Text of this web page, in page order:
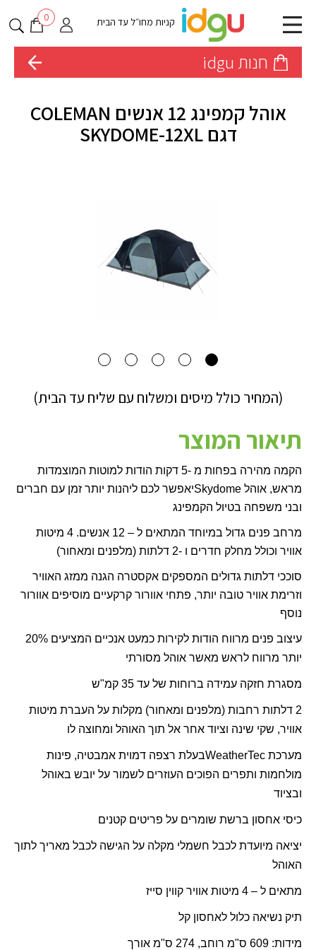
קניות מחו״ל עד הבית 0
חנות idgu
אוהל קמפינג 12 אנשים COLEMAN
דגם SKYDOME-12XL
(המחיר כולל מיסים ומשלוח עם שליח עד הבית)
תיאור המוצר
הקמה מהירה בפחות מ -5 דקות הודות למוטות המוצמדות
מראש, אוהל Skydomeיאפשר לכם ליהנות יותר זמן עם חברים
ובני משפחה בטיול הקמפינג
מרחב פנים גדול במיוחד המתאים ל – 12 אנשים. 4 מיטות
אוויר וכולל מחלק חדרים ו -2 דלתות (מלפנים ומאחור)
סוככי דלתות גדולים המספקים אקסטרה הגנה ממזג האוויר
וזרימת אוויר טובה יותר, פתחי אוורור קרקעיים מוסיפים אוורור
נוסף
עיצוב פנים מרווח הודות לקירות כמעט אנכיים המציעים 20%
יותר מרווח לראש מאשר אוהל מסורתי
מסגרת חזקה עמידה ברוחות של עד 35 קמ"ש
2 דלתות רחבות (מלפנים ומאחור) מקלות על העברת מיטות
אוויר, שקי שינה וציוד אחר אל תוך האוהל ומחוצה לו
מערכת WeatherTecבעלת רצפה דמוית אמבטיה, פינות
מולחמות ותפרים הפוכים העוזרים לשמור על יובש באוהל
ובציוד
כיסי אחסון ברשת שומרים על פריטים קטנים
יציאה מיועדת לכבל חשמלי מקלה על הגישה לכבל מאריך לתוך
האוהל
מתאים ל – 4 מיטות אוויר קווין סייז
תיק נשיאה כלול לאחסון קל
מידות: 609 ס"מ רוחב, 274 ס"מ אורך